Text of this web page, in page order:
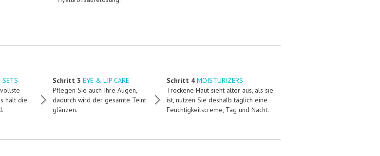
SETS
hält die
Schritt 3 EYE & LIP CARE
Pflegen Sie auch Ihre Augen,
dadurch wird der gesamte Teint
glänzen.
Schritt 4 MOISTURIZERS
Trockene Haut sieht älter aus, als sie
ist, nutzen Sie deshalb täglich eine
Feuchtigkeitscreme, Tag und Nacht.